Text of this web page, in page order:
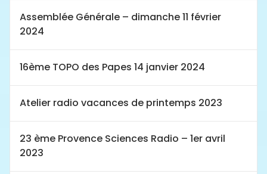
Assemblée Générale – dimanche 11 février
2024
16ème TOPO des Papes 14 janvier 2024
Atelier radio vacances de printemps 2023
23 ème Provence Sciences Radio – 1er avril
2023